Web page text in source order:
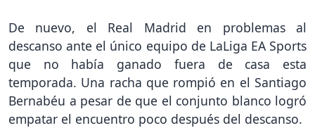
De nuevo, el Real Madrid en problemas al
descanso ante el único equipo de LaLiga EA Sports
que no había ganado fuera de casa esta
temporada. Una racha que rompió en el Santiago
Bernabéu a pesar de que el conjunto blanco logró
empatar el encuentro poco después del descanso.